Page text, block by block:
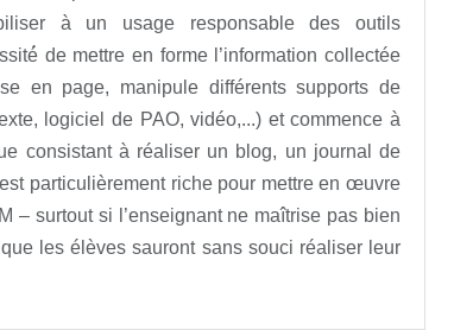
à un usage responsable des outils
de mettre en forme l’information collectée
en page, manipule différents supports de
logiciel de PAO, vidéo,...) et commence à
consistant à réaliser un blog, un journal de
particulièrement riche pour mettre en œuvre
– surtout si l’enseignant ne maîtrise pas bien
les élèves sauront sans souci réaliser leur